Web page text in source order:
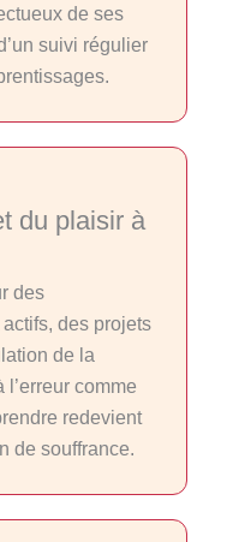
de ses
suivi régulier
du plaisir à
des
des projets
de la
comme
redevient
de souffrance.